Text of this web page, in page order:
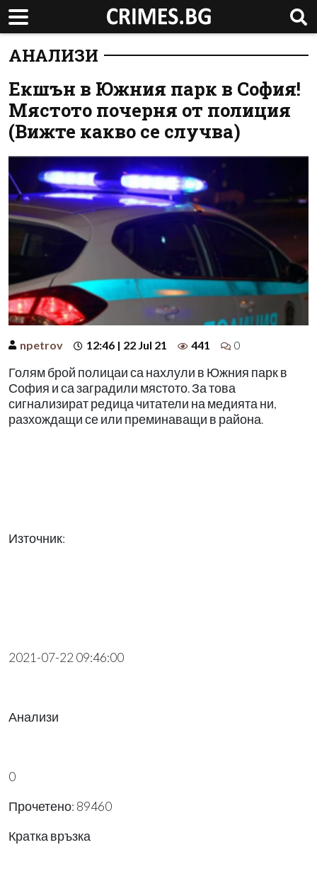
АНАЛИЗИ
Екшън в Южния парк в София!
Мястото почерня от полиция
(Вижте какво се случва)
npetrov 12:46 | 22 Jul 21 441 0
Голям брой полицаи са нахлули в Южния парк в
София и са заградили мястото. За това
сигнализират редица читатели на медията ни,
разхождащи се или преминаващи в района.
Източник:
2021-07-22 09:46:00
Анализи
0
Прочетено: 89460
Кратка връзка